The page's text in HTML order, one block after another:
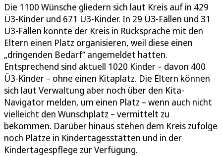
Die 1100 Wünsche gliedern sich laut Kreis auf in 429
Ü3-Kinder und 671 U3-Kinder. In 29 Ü3-Fällen und 31
U3-Fällen konnte der Kreis in Rücksprache mit den
Eltern einen Platz organisieren, weil diese einen
„dringenden Bedarf“ angemeldet hatten.
Entsprechend sind aktuell 1020 Kinder – davon 400
Ü3-Kinder – ohne einen Kitaplatz. Die Eltern können
sich laut Verwaltung aber noch über den Kita-
Navigator melden, um einen Platz – wenn auch nicht
vielleicht den Wunschplatz – vermittelt zu
bekommen. Darüber hinaus stehen dem Kreis zufolge
noch Plätze in Kindertagesstätten und in der
Kindertagespflege zur Verfügung.